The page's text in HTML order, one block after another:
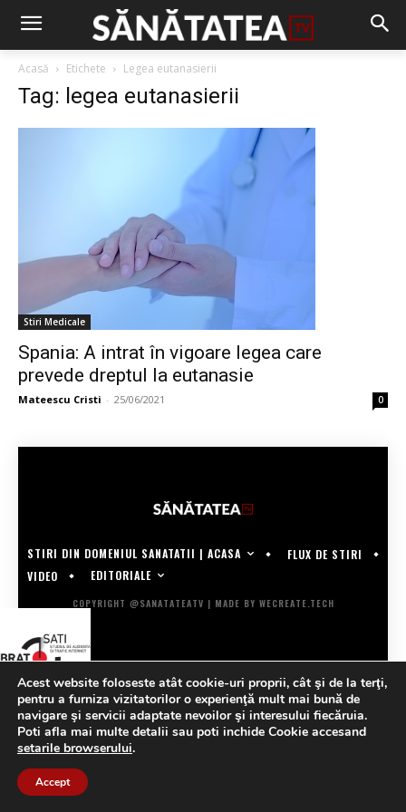
Acasă Etichete Legea eutanasierii
Tag: legea eutanasierii
Stiri Medicale
Spania: A intrat în vigoare legea care
prevede dreptul la eutanasie
Mateescu Cristi - 25/06/2021 0
STIRI DIN DOMENIUL SANATATII | ACASA
FLUX DE STIRI
VIDEO
EDITORIALE
COPYRIGHT @SANATATEATV | MADE BY WECREATE.TECH
Acest website foloseste atât cookie-uri proprii, cât şi de la terţi,
pentru a furniza vizitatorilor o experienţă mult mai bună de
navigare şi servicii adaptate nevoilor şi interesului fiecăruia.
Poti afla mai multe detalii sau poti inchide Cookie accesand
setarile browserului.
Accept